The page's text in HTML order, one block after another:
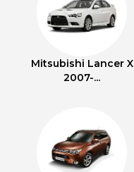
Mitsubishi Lancer X
2007-...